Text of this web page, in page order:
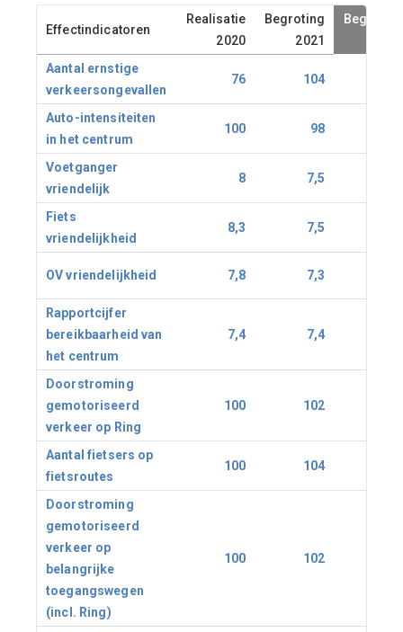
Effectindicatoren
Realisatie
2020
Begroting
2021
Begroting
Aantal ernstige
verkeersongevallen
76 104
Auto-intensiteiten
in het centrum
100 98
Voetganger
vriendelijk
8 7,5
Fiets
vriendelijkheid
8,3 7,5
OV vriendelijkheid 7,8 7,3
Rapportcijfer
bereikbaarheid van
het centrum
7,4 7,4
Doorstroming
gemotoriseerd
verkeer op Ring
100 102
Aantal fietsers op
fietsroutes
100 104
Doorstroming
gemotoriseerd
verkeer op
belangrijke
toegangswegen
(incl. Ring)
100 102